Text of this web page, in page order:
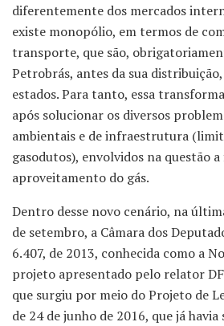
diferentemente dos mercados
existe monopólio, em termos de
transporte, que são,
Petrobrás, antes da sua
estados. Para tanto, essa
após solucionar os diversos
ambientais e de infraestrutura
gasodutos), envolvidos na questão
aproveitamento do gás.
Dentro desse novo cenário, na
de setembro, a Câmara dos
6.407, de 2013, conhecida como a
projeto apresentado pelo relator
que surgiu por meio do Projeto de
de 24 de junho de 2016, que já